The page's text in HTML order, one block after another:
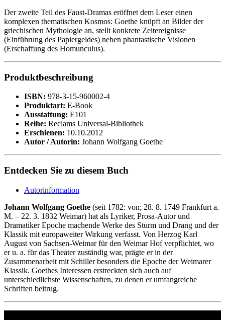
Der zweite Teil des Faust-Dramas eröffnet dem Leser einen
komplexen thematischen Kosmos: Goethe knüpft an Bilder der
griechischen Mythologie an, stellt konkrete Zeitereignisse
(Einführung des Papiergeldes) neben phantastische Visionen
(Erschaffung des Homunculus).
Produktbeschreibung
ISBN: 978-3-15-960002-4
Produktart: E-Book
Ausstattung: E101
Reihe: Reclams Universal-Bibliothek
Erschienen: 10.10.2012
Autor / Autorin: Johann Wolfgang Goethe
Entdecken Sie zu diesem Buch
Autorinformation
Johann Wolfgang Goethe (seit 1782: von; 28. 8. 1749 Frankfurt a.
M. – 22. 3. 1832 Weimar) hat als Lyriker, Prosa-Autor und
Dramatiker Epoche machende Werke des Sturm und Drang und der
Klassik mit europaweiter Wirkung verfasst. Von Herzog Karl
August von Sachsen-Weimar für den Weimar Hof verpflichtet, wo
er u. a. für das Theater zuständig war, prägte er in der
Zusammenarbeit mit Schiller besonders die Epoche der Weimarer
Klassik. Goethes Interessen erstreckten sich auch auf
unterschiedlichste Wissenschaften, zu denen er umfangreiche
Schriften beitrug.